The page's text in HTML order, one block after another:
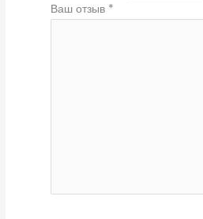
Ваш отзыв *